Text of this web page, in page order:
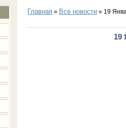
Главная » Все новости » 19
19